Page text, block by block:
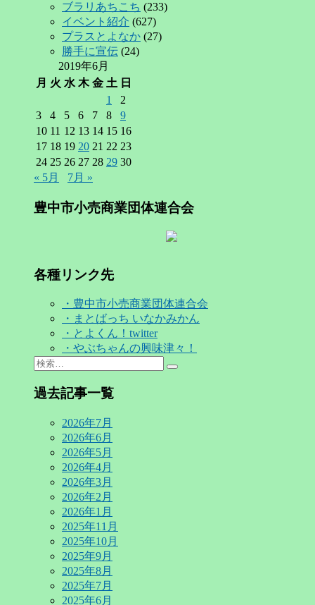
ブラリあちこち (233)
イベント紹介 (627)
プラスとよなか (27)
勝手に宣伝 (24)
2019年6月
月 火 水 木 金 土 日
1
2
3
4 5 6 7 8
9
10 11 12 13 14 15 16
17 18 19 20 21 22 23
24 25 26 27 28 29 30
« 5月
7月 »
豊中市小売商業団体連合会
各種リンク先
・豊中市小売商業団体連合会
・まとばっち いなかみかん
・とよくん！twitter
・やぶちゃんの興味津々！
Search
for:
検
過去記事一覧
2026年7月
2026年6月
2026年5月
2026年4月
2026年3月
2026年2月
2026年1月
2025年11月
2025年10月
2025年9月
2025年8月
2025年7月
2025年6月